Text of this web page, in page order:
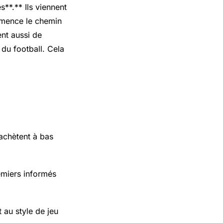
Ils viennent
le chemin
aussi de
football. Cela
à bas
informés
au style de jeu